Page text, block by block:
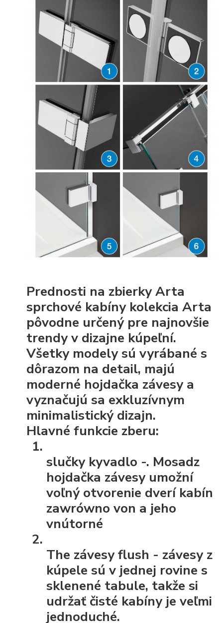
Prednosti na zbierky Arta
sprchové kabíny kolekcia Arta
pôvodne určený pre najnovšie
trendy v dizajne kúpeľní.
Všetky modely sú vyrábané s
dôrazom na detail, majú
moderné hojdačka závesy a
vyznačujú sa exkluzívnym
minimalistický dizajn.
Hlavné funkcie zberu:
slučky kyvadlo -. Mosadz
hojdačka závesy umožní
voľný otvorenie dverí kabín
zawrówno von a jeho
vnútorné
The závesy flush - závesy z
kúpele sú v jednej rovine s
sklenené tabule, takže si
udržať čisté kabíny je veľmi
jednoduché.